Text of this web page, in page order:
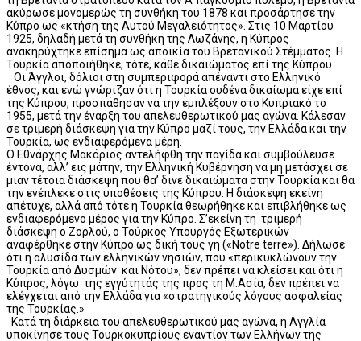
ακύρωσε μονομερώς τη συνθήκη του 1878 και προσάρτησε την
Κύπρο ως «κτήση της Αυτού Μεγαλειότητος». Στις 10 Μαρτίου
1925, δηλαδή μετά τη συνθήκη της Λωζάνης, η Κύπρος
ανακηρύχτηκε επίσημα ως αποικία του Βρετανικού Στέμματος. Η
Τουρκία αποποιήθηκε, τότε, κάθε δικαιώματος επί της Κύπρου.
Οι Άγγλοι, δόλιοι στη συμπεριφορά απέναντι στο Ελληνικό
έθνος, και ενώ γνώριζαν ότι η Τουρκία ουδένα δικαίωμα είχε επί
της Κύπρου, προσπάθησαν να την εμπλέξουν στο Κυπριακό το
1955, μετά την έναρξη του απελευθερωτικού μας αγώνα. Κάλεσαν
σε τριμερή διάσκεψη για την Κύπρο μαζί τους, την Ελλάδα και την
Τουρκία, ως ενδιαφερόμενα μέρη.
Ο Εθνάρχης Μακάριος αντελήφθη την παγίδα και συμβούλευσε
έντονα, αλλ’ εις μάτην, την Ελληνική Κυβέρνηση να μη μετάσχει σε
μιαν τέτοια διάσκεψη που θα’ δινε δικαιώματα στην Τουρκία και θα
την ενέπλεκε στις υποθέσεις της Κύπρου. Η διάσκεψη εκείνη
απέτυχε, αλλά από τότε η Τουρκία θεωρήθηκε και επιβλήθηκε ως
ενδιαφερόμενο μέρος για την Κύπρο. Σ’εκείνη τη τριμερή
διάσκεψη ο Ζορλού, ο Τούρκος Υπουργός Εξωτερικών
αναφέρθηκε στην Κύπρο ως δική τους γη («Notre terre»). Δήλωσε
ότι η αλυσίδα των ελληνικών νησιών, που «περικυκλώνουν την
Τουρκία από Δυσμών και Νότου», δεν πρέπει να κλείσει και ότι η
Κύπρος, λόγω της εγγύτητάς της προς τη Μ.Ασία, δεν πρέπει να
ελέγχεται από την Ελλάδα για «στρατηγικούς λόγους ασφαλείας
της Τουρκίας.»
Κατά τη διάρκεια του απελευθερωτικού μας αγώνα, η Αγγλία
υποκίνησε τους Τουρκοκυπρίους εναντίον των Ελλήνων της